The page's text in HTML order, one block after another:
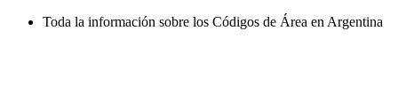
Toda la información sobre los Códigos de Área en Argentina